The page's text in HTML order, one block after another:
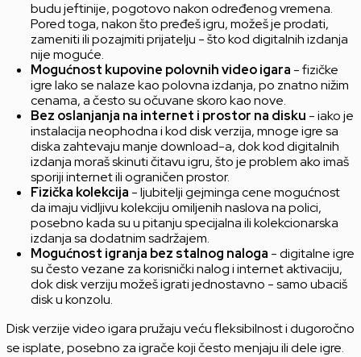
budu jeftinije, pogotovo nakon određenog vremena.
Pored toga, nakon što pređeš igru, možeš je prodati,
zameniti ili pozajmiti prijatelju - što kod digitalnih izdanja
nije moguće.
Mogućnost kupovine polovnih video igara - fizičke
igre lako se nalaze kao polovna izdanja, po znatno nižim
cenama, a često su očuvane skoro kao nove.
Bez oslanjanja na internet i prostor na disku - iako je
instalacija neophodna i kod disk verzija, mnoge igre sa
diska zahtevaju manje download-a, dok kod digitalnih
izdanja moraš skinuti čitavu igru, što je problem ako imaš
sporiji internet ili ograničen prostor.
Fizička kolekcija - ljubitelji gejminga cene mogućnost
da imaju vidljivu kolekciju omiljenih naslova na polici,
posebno kada su u pitanju specijalna ili kolekcionarska
izdanja sa dodatnim sadržajem.
Mogućnost igranja bez stalnog naloga - digitalne igre
su često vezane za korisnički nalog i internet aktivaciju,
dok disk verziju možeš igrati jednostavno - samo ubaciš
disk u konzolu.
Disk verzije video igara pružaju veću fleksibilnost i dugoročno
se isplate, posebno za igrače koji često menjaju ili dele igre.